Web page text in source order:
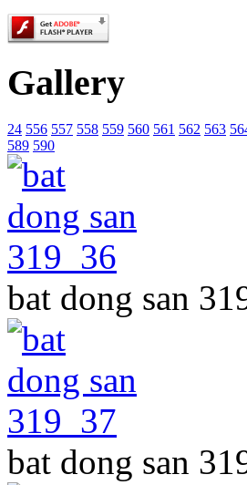
Gallery
24 556 557 558 559 560 561 562 563
589 590
bat dong san
bat dong san